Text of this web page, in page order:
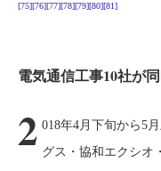
[75][76][77][78][79][80][81]
電気通信工事10社が
2 018年4月下旬から5
グス・協和エクシオ